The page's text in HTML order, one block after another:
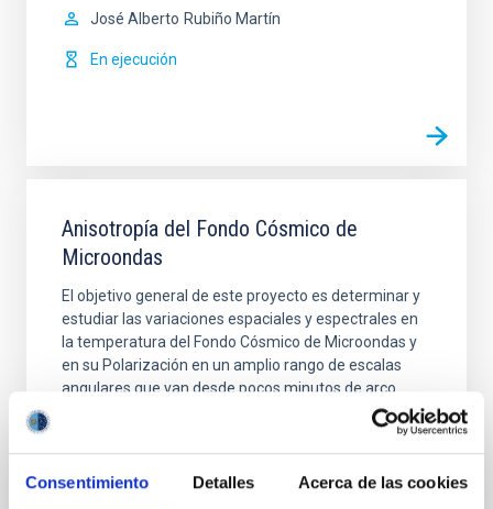
Consentimiento Detalles Acerca de las cookies
José Alberto Rubiño Martín
En ejecución
Anisotropía del Fondo Cósmico de
Microondas
El objetivo general de este proyecto es determinar y
estudiar las variaciones espaciales y espectrales en
la temperatura del Fondo Cósmico de Microondas y
en su Polarización en un amplio rango de escalas
angulares que van desde pocos minutos de arco
hasta varios grados. Las fluctuaciones primordiales
Rafael Rebolo López